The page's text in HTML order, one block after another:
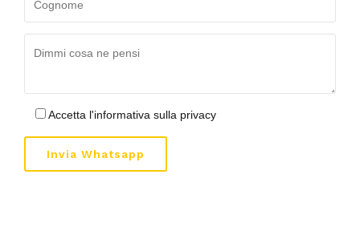
Accetta l'informativa sulla privacy